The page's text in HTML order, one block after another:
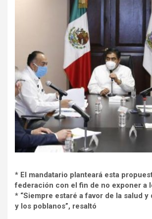
* El mandatario planteará esta
federación con el fin de no exponer a
* “Siempre estaré a favor de la salud y
y los poblanos”, resaltó